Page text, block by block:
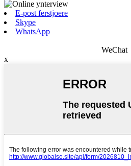
E-post ferstjoere
Skype
WhatsApp
WeChat
x